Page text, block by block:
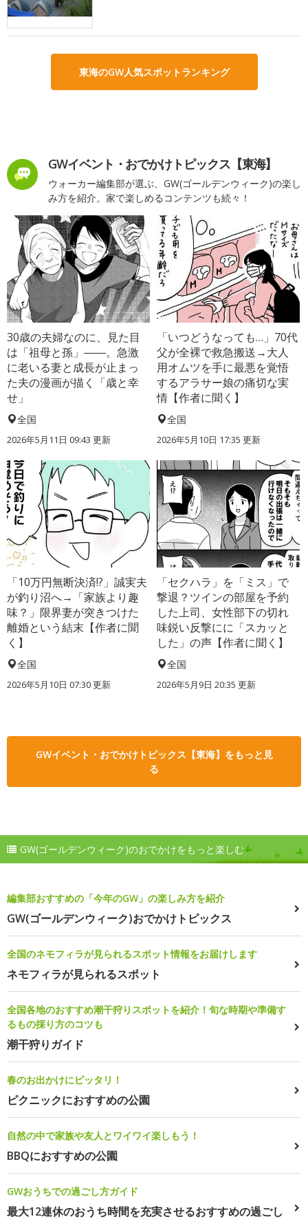
東海のGW人気スポットランキング
GWイベント・おでかけトピックス【東海】
ウォーカー編集部が選ぶ、GW(ゴールデンウィーク)の楽し
み方を紹介。家で楽しめるコンテンツも続々！
30歳の夫婦なのに、見た目
は「祖母と孫」――。急激
に老いる妻と成長が止まっ
た夫の漫画が描く「歳と幸
せ」
全国
2026年5月11日 09:43 更新
「いつどうなっても…」70代
父が全裸で救急搬送→大人
用オムツを手に最悪を覚悟
するアラサー娘の痛切な実
情【作者に聞く】
全国
2026年5月10日 17:35 更新
「10万円無断決済!?」誠実夫
が釣り沼へ→「家族より趣
味？」限界妻が突きつけた
離婚という結末【作者に聞
く】
全国
2026年5月10日 07:30 更新
「セクハラ」を「ミス」で
撃退？ツインの部屋を予約
した上司、女性部下の切れ
味鋭い反撃にに「スカッと
した」の声【作者に聞く】
全国
2026年5月9日 20:35 更新
GWイベント・おでかけトピックス【東海】をもっと見
る
GW(ゴールデンウィーク)のおでかけをもっと楽しむ
編集部おすすめの「今年のGW」の楽しみ方を紹介
GW(ゴールデンウィーク)おでかけトピックス
全国のネモフィラが見られるスポット情報をお届けします
ネモフィラが見られるスポット
全国各地のおすすめ潮干狩りスポットを紹介！旬な時期や準備す
るもの採り方のコツも
潮干狩りガイド
春のお出かけにピッタリ！
ピクニックにおすすめの公園
自然の中で家族や友人とワイワイ楽しもう！
BBQにおすすめの公園
GWおうちでの過ごし方ガイド
最大12連休のおうち時間を充実させるおすすめの過ごし